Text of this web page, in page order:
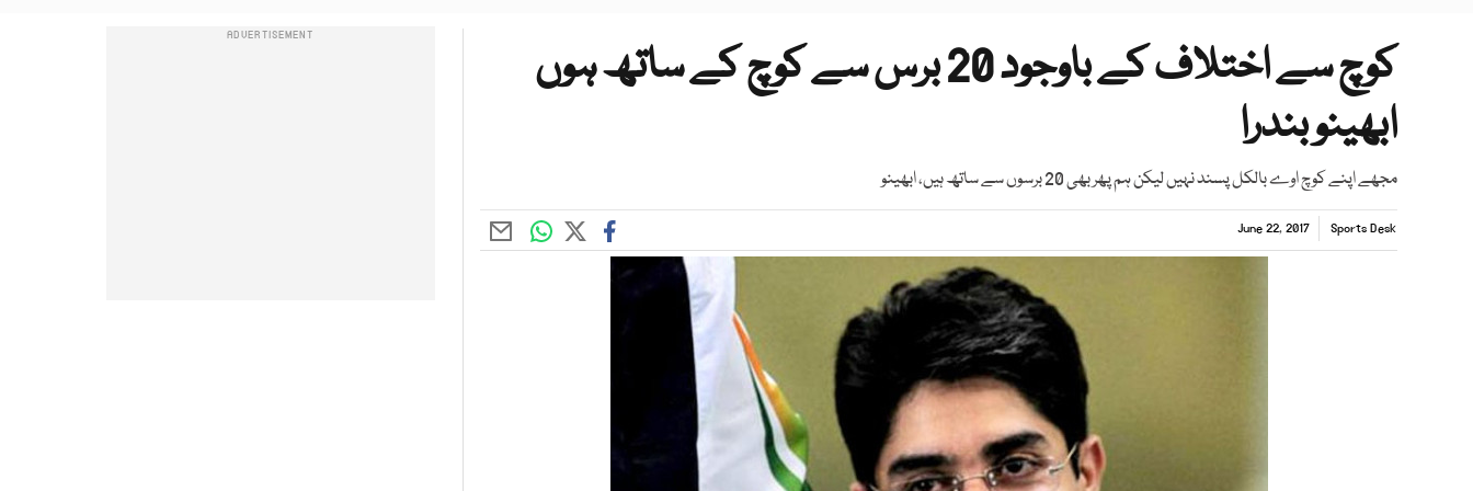
کوچ سے اختلاف کے باوجود 20 برس سے کوچ کے ساتھ ہوں
ابھینو بندرا
مجھے اپنے کوچ اوے بالکل پسند نہیں لیکن ہم پھر بھی 20 برسوں سے ساتھ ہیں، ابھینو
Sports Desk
June 22, 2017